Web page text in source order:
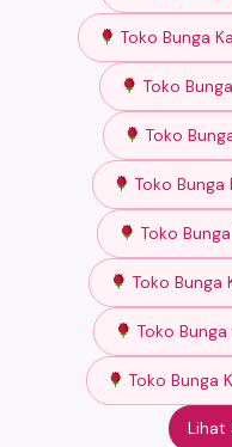
Toko Bunga
Toko
Toko
Toko
Toko
Toko Bunga
Toko
Toko Bunga
Lihat